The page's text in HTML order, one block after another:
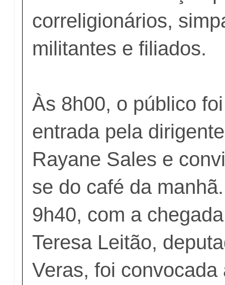
correligionários,
militantes e filiados.
Às 8h00, o público
entrada pela
Rayane Sales e
se do café da
9h40, com a
Teresa Leitão,
Veras, foi